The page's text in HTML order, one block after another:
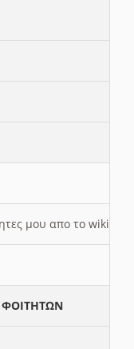
μου απο το wiki
ΦΟΙΤΗΤΩΝ